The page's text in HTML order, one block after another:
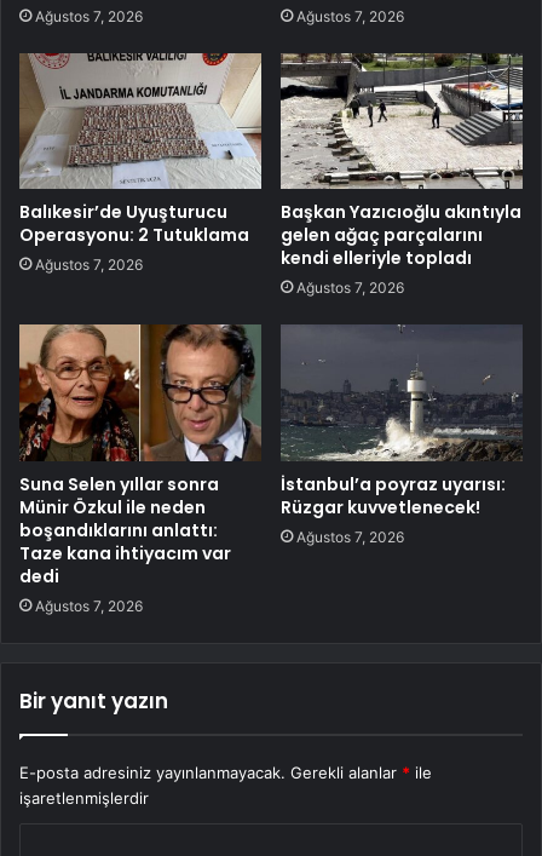
Ağustos 7, 2026 Ağustos 7, 2026
Balıkesir’de Uyuşturucu
Operasyonu: 2 Tutuklama
Ağustos 7, 2026
Başkan Yazıcıoğlu akıntıyla
gelen ağaç parçalarını
kendi elleriyle topladı
Ağustos 7, 2026
Suna Selen yıllar sonra
Münir Özkul ile neden
boşandıklarını anlattı:
Taze kana ihtiyacım var
dedi
Ağustos 7, 2026
İstanbul’a poyraz uyarısı:
Rüzgar kuvvetlenecek!
Ağustos 7, 2026
Bir yanıt yazın
E-posta adresiniz yayınlanmayacak. Gerekli alanlar * ile
işaretlenmişlerdir